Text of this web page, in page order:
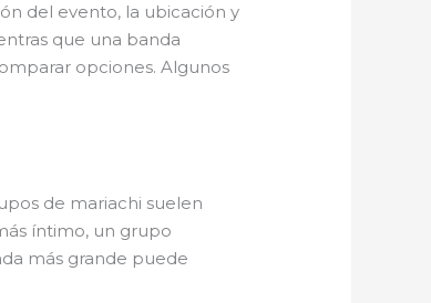
del evento, la ubicación y
que una banda
opciones. Algunos
de mariachi suelen
íntimo, un grupo
más grande puede